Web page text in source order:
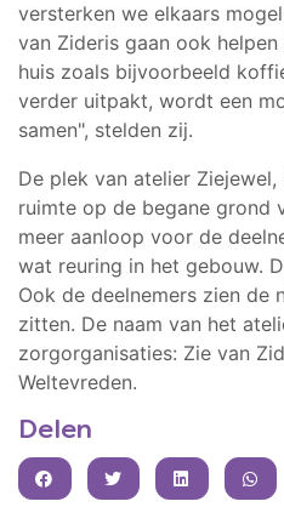
versterken we elkaars
van Zideris gaan ook
huis zoals bijvoorbeeld
verder uitpakt, wordt een
samen", stelden zij.
De plek van atelier
ruimte op de begane grond
meer aanloop voor de
wat reuring in het gebouw.
Ook de deelnemers zien de
zitten. De naam van het
zorgorganisaties: Zie van
Weltevreden.
Delen
FACEBOOKTWITTERLINKEDIN